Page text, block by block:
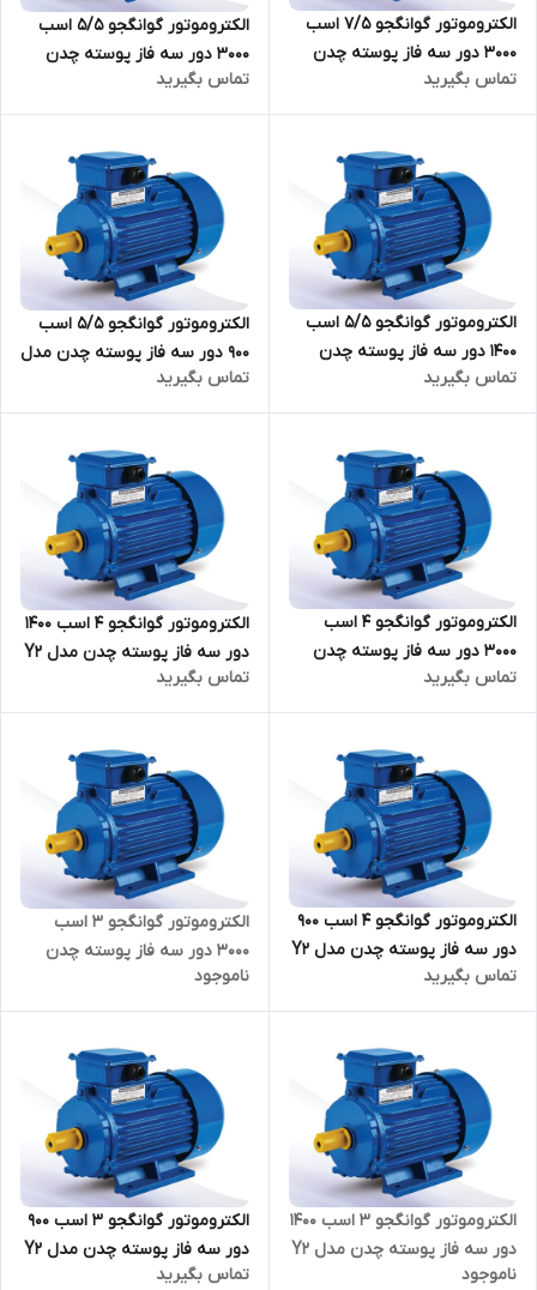
الکتروموتور گوانگجو 7/5 اسب
3000 دور سه فاز پوسته چدن
مدل Y2 ترمینال بالا
تماس بگیرید
الکتروموتور گوانگجو 5/5 اسب
3000 دور سه فاز پوسته چدن
مدل Y2 ترمینال بالا
تماس بگیرید
الکتروموتور گوانگجو 5/5 اسب
1400 دور سه فاز پوسته چدن
مدل Y2 ترمینال بالا
تماس بگیرید
الکتروموتور گوانگجو 5/5 اسب
900 دور سه فاز پوسته چدن مدل
Y2 ترمینال بالا
تماس بگیرید
الکتروموتور گوانگجو 4 اسب
3000 دور سه فاز پوسته چدن
مدل Y2 ترمینال بالا
تماس بگیرید
الکتروموتور گوانگجو 4 اسب 1400
دور سه فاز پوسته چدن مدل Y2
ترمینال بالا
تماس بگیرید
الکتروموتور گوانگجو 4 اسب 900
دور سه فاز پوسته چدن مدل Y2
ترمینال بالا
تماس بگیرید
الکتروموتور گوانگجو 3 اسب
3000 دور سه فاز پوسته چدن
مدل Y2 ترمینال بالا
ناموجود
الکتروموتور گوانگجو 3 اسب 1400
دور سه فاز پوسته چدن مدل Y2
ترمینال بالا
ناموجود
الکتروموتور گوانگجو 3 اسب 900
دور سه فاز پوسته چدن مدل Y2
ترمینال بالا
تماس بگیرید